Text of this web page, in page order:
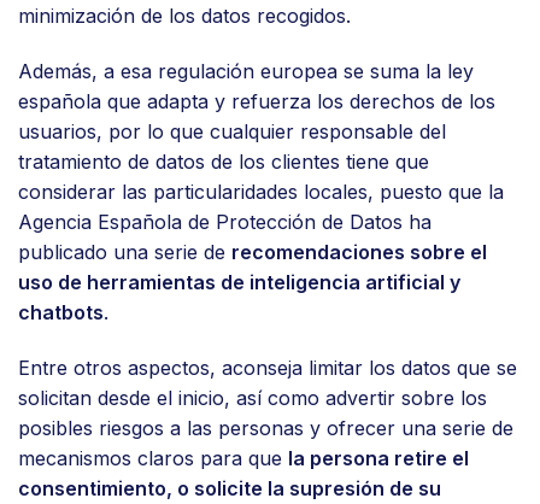
minimización de los datos recogidos.
Además, a esa regulación europea se suma la ley
española que adapta y refuerza los derechos de los
usuarios, por lo que cualquier responsable del
tratamiento de datos de los clientes tiene que
considerar las particularidades locales, puesto que la
Agencia Española de Protección de Datos ha
publicado una serie de recomendaciones sobre el
uso de herramientas de inteligencia artificial y
chatbots.
Entre otros aspectos, aconseja limitar los datos que se
solicitan desde el inicio, así como advertir sobre los
posibles riesgos a las personas y ofrecer una serie de
mecanismos claros para que la persona retire el
consentimiento, o solicite la supresión de su